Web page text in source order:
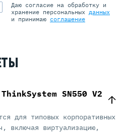
Даю согласие на обработку и
хранение персональных данных
и принимаю соглашение
SN550 V2
для типовых корпоративных
включая виртуализацию,